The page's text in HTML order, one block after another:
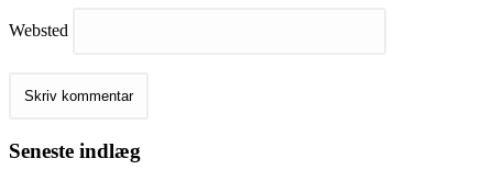
Websted
Seneste indlæg